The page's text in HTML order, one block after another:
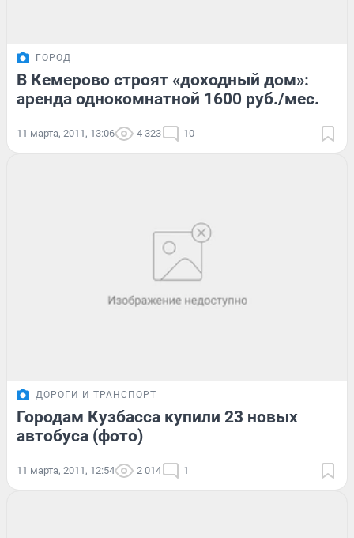
ГОРОД
В Кемерово строят «доходный дом»:
аренда однокомнатной 1600 руб./мес.
11 марта, 2011, 13:06 4 323 10
ДОРОГИ И ТРАНСПОРТ
Городам Кузбасса купили 23 новых
автобуса (фото)
11 марта, 2011, 12:54 2 014 1